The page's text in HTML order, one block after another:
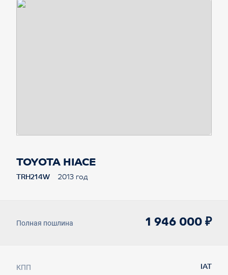
TOYOTA HIACE
TRH214W 2013 год
Полная пошлина 1 946 000 ₽
КПП IAT